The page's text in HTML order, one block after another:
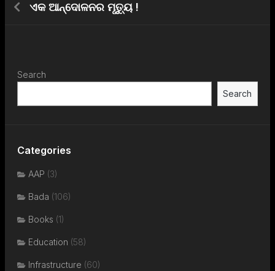
ଏକ ଆନ୍ଦୋଳନର ମୃତ୍ୟୁ !
Search
Search
Categories
AAP (3)
Bada (106)
Books (1)
Education (58)
Infrastructure (60)